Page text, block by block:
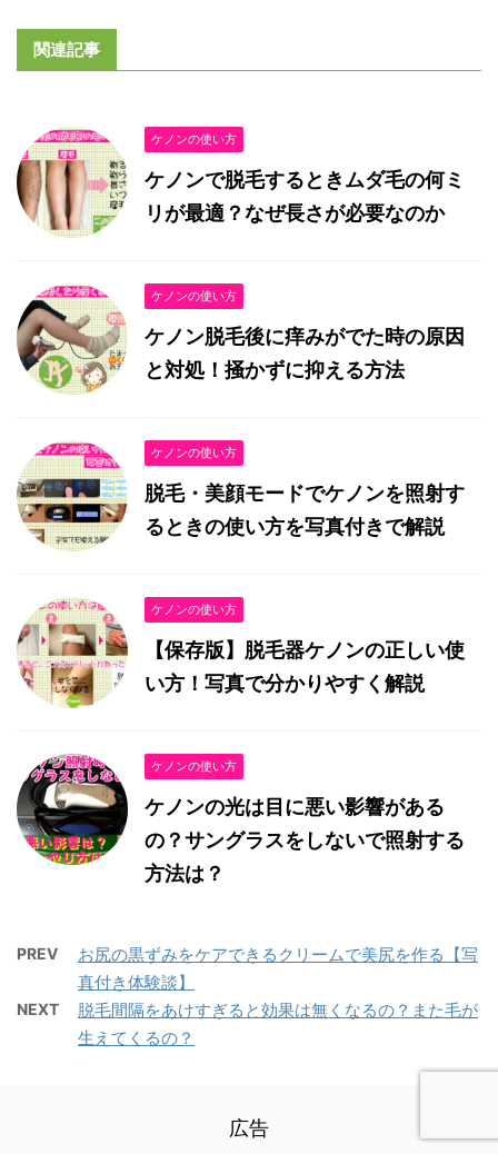
関連記事
ケノンの使い方
ケノンで脱毛するときムダ毛の何ミ
リが最適？なぜ長さが必要なのか
ケノンの使い方
ケノン脱毛後に痒みがでた時の原因
と対処！掻かずに抑える方法
ケノンの使い方
脱毛・美顔モードでケノンを照射す
るときの使い方を写真付きで解説
ケノンの使い方
【保存版】脱毛器ケノンの正しい使
い方！写真で分かりやすく解説
ケノンの使い方
ケノンの光は目に悪い影響がある
の？サングラスをしないで照射する
方法は？
PREV
お尻の黒ずみをケアできるクリームで美尻を作る【写
真付き体験談】
NEXT
脱毛間隔をあけすぎると効果は無くなるの？また毛が
生えてくるの？
広告